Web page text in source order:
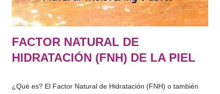
FACTOR NATURAL DE
HIDRATACIÓN (FNH) DE LA PIEL
¿Qué es? El Factor Natural de Hidratación (FNH) o también